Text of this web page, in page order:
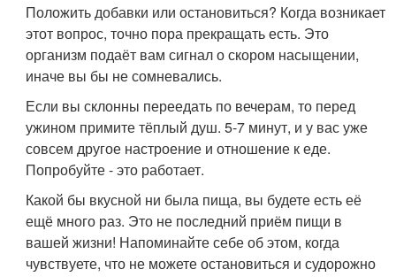
Положить добавки или остановиться? Когда возникает
этот вопрос, точно пора прекращать есть. Это
организм подаёт вам сигнал о скором насыщении,
иначе вы бы не сомневались.
Если вы склонны переедать по вечерам, то перед
ужином примите тёплый душ. 5-7 минут, и у вас уже
совсем другое настроение и отношение к еде.
Попробуйте - это работает.
Какой бы вкусной ни была пища, вы будете есть её
ещё много раз. Это не последний приём пищи в
вашей жизни! Напоминайте себе об этом, когда
чувствуете, что не можете остановиться и судорожно